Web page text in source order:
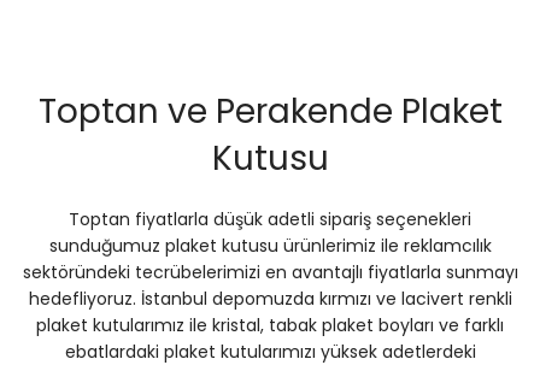
Toptan ve Perakende Plaket
Kutusu
Toptan fiyatlarla düşük adetli sipariş seçenekleri
sunduğumuz plaket kutusu ürünlerimiz ile reklamcılık
sektöründeki tecrübelerimizi en avantajlı fiyatlarla sunmayı
hedefliyoruz. İstanbul depomuzda kırmızı ve lacivert renkli
plaket kutularımız ile kristal, tabak plaket boyları ve farklı
ebatlardaki plaket kutularımızı yüksek adetlerdeki